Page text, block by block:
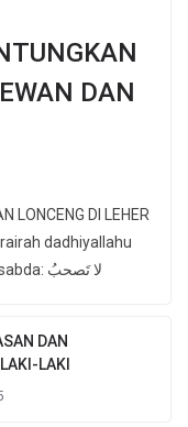
DAN
LONCENG DI LEHER
dadhiyallahu
anhu, sesungguhnya Rasulullah ﷺ bersabda: لا تَصحبُ
DAN
LAKI